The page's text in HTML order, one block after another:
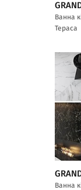
Ванна
Тераса
Ванна